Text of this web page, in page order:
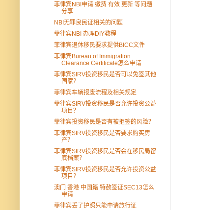
菲律宾NBI申请 缴费 有效 更新 等问题
分享
NBI无罪良民证相关的问题
菲律宾NBI 办理DIY教程
菲律宾退休移民要求提供BICC文件
菲律宾Bureau of Immigration
Clearance Certificate怎么申请
菲律宾SIRV投资移民是否可以免签其他
国家？
菲律宾车辆报废流程及相关规定
菲律宾SIRV投资移民是否允许投资公益
项目？
菲律宾投资移民是否有被拒签的风险？
菲律宾SIRV投资移民是否要求购买房
产？
菲律宾SIRV投资移民是否会在移民局留
底档案？
菲律宾SIRV投资移民是否允许投资公益
项目？
澳门 香港 中国籍 特赦签证SEC13怎么
申请
菲律宾丢了护照只能申请旅行证